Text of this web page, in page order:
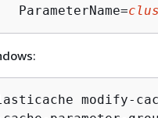
ParameterName=
modify-